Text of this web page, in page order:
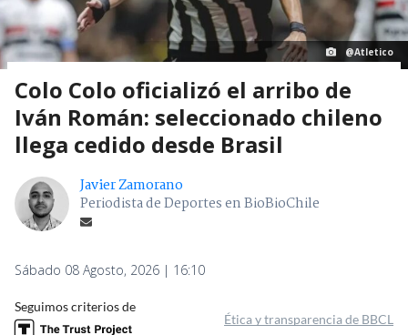
@Atletico
Colo Colo oficializó el arribo de
Iván Román: seleccionado chileno
llega cedido desde Brasil
Javier Zamorano
Periodista de Deportes en BioBioChile
Sábado 08 Agosto, 2026 | 16:10
Seguimos criterios de
Ética y transparencia de BBCL